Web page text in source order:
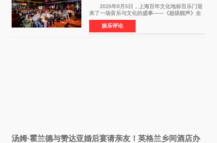
2026年8月5日，上海百年文化地标百乐门迎
来了一场音乐与文化的盛事——《超级靓声》全
国励志音乐公益节目上海唱区新闻发布会暨启动
仪式在此隆重举行。各界领导、嘉宾与媒体朋友
齐聚一堂，共同
娱乐评论
汤姆·霍兰德与赞达亚婚后宴请亲友！英格兰乡间酒店办